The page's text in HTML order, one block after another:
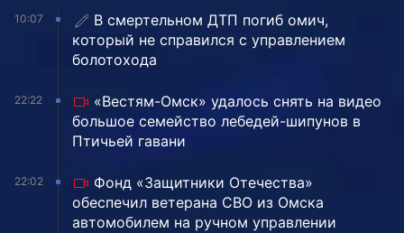
10:07
В смертельном ДТП погиб омич,
который не справился с управлением
болотохода
22:22
«Вестям-Омск» удалось снять на видео
большое семейство лебедей-шипунов в
Птичьей гавани
22:02
Фонд «Защитники Отечества»
обеспечил ветерана СВО из Омска
автомобилем на ручном управлении